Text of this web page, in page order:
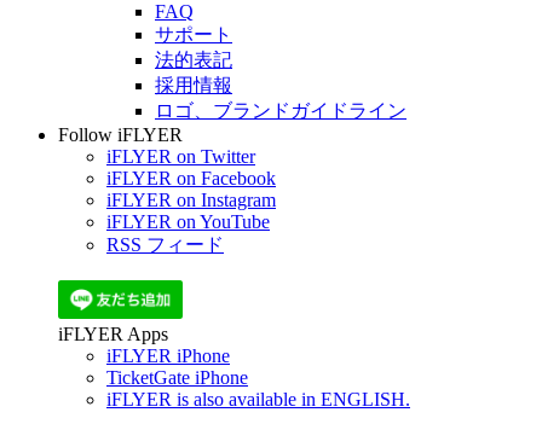
FAQ
サポート
法的表記
採用情報
ロゴ、ブランドガイドライン
Follow iFLYER
iFLYER on Twitter
iFLYER on Facebook
iFLYER on Instagram
iFLYER on YouTube
RSS フィード
iFLYER Apps
iFLYER iPhone
TicketGate iPhone
iFLYER is also available in ENGLISH.